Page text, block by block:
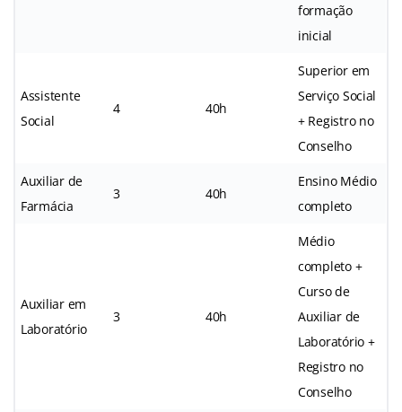
formação
inicial
Assistente
Social
4 40h
Superior em
Serviço Social
+ Registro no
Conselho
Auxiliar de
Farmácia
3 40h
Ensino Médio
completo
Auxiliar em
Laboratório
3 40h
Médio
completo +
Curso de
Auxiliar de
Laboratório +
Registro no
Conselho